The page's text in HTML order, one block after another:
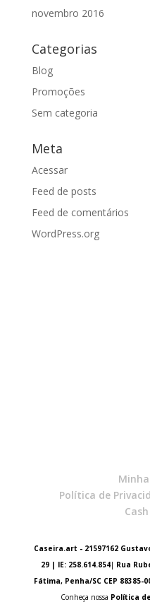
novembro 2016
Categorias
Blog
Promoções
Sem categoria
Meta
Acessar
Feed de posts
Feed de comentários
WordPress.org
Política de
Caseira.art - 21597162
29 | IE: 258.614.854| Rua
Fátima, Penha/SC CEP 88385-
Conheça nossa Política